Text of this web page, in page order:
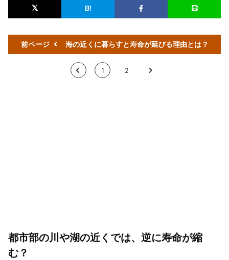
前ページ 海の近くに暮らすと寿命が延びる理由とは？
< 1 2 >
都市部の川や湖の近くでは、逆に寿命が縮
む？